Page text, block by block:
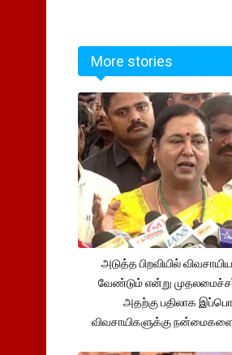
More stories
அடுத்த பிறவியில்
வேண்டும் என்று முதலமைச்சர்
அதற்கு பதிலாக
விவசாயிகளுக்கு